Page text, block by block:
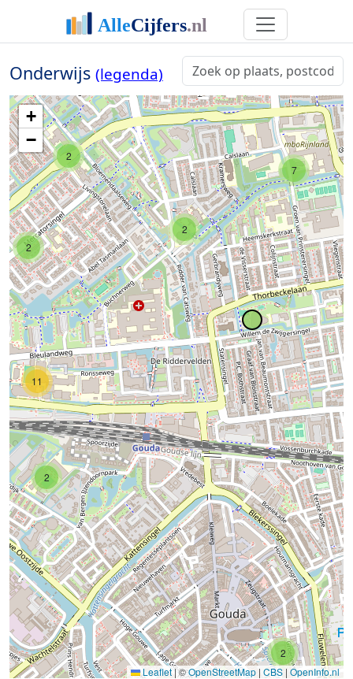
Onderwijs (legenda)
2
2
11
2
2
2
7
+
−
Leaflet|©OpenStreetMap | CBS | OpenInfo.nl